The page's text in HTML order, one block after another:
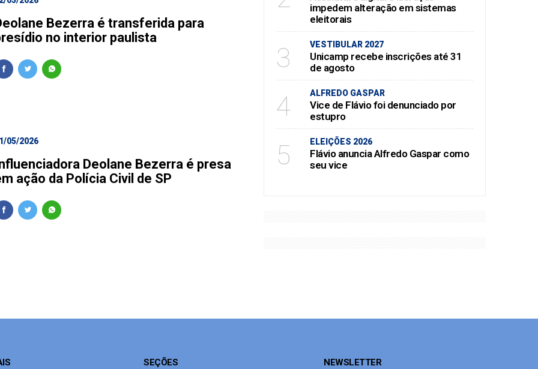
Bezerra é transferida para
no interior paulista
05/2026
Deolane Bezerra é presa
ação da Polícia Civil de SP
impedem alteração em sistemas
eleitorais
3 VESTIBULAR 2027
Unicamp recebe inscrições até 31
de agosto
4 ALFREDO GASPAR
Vice de Flávio foi denunciado por
estupro
5 ELEIÇÕES 2026
Flávio anuncia Alfredo Gaspar como
seu vice
SEÇÕES NEWSLETTER